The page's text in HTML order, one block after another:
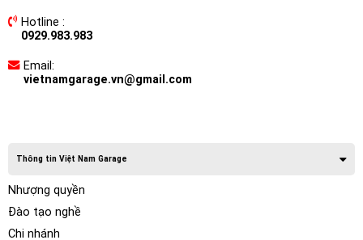
Hotline :
0929.983.983
Email:
vietnamgarage.vn@gmail.com
Thông tin Việt Nam Garage
Nhượng quyền
Đào tạo nghề
Chi nhánh